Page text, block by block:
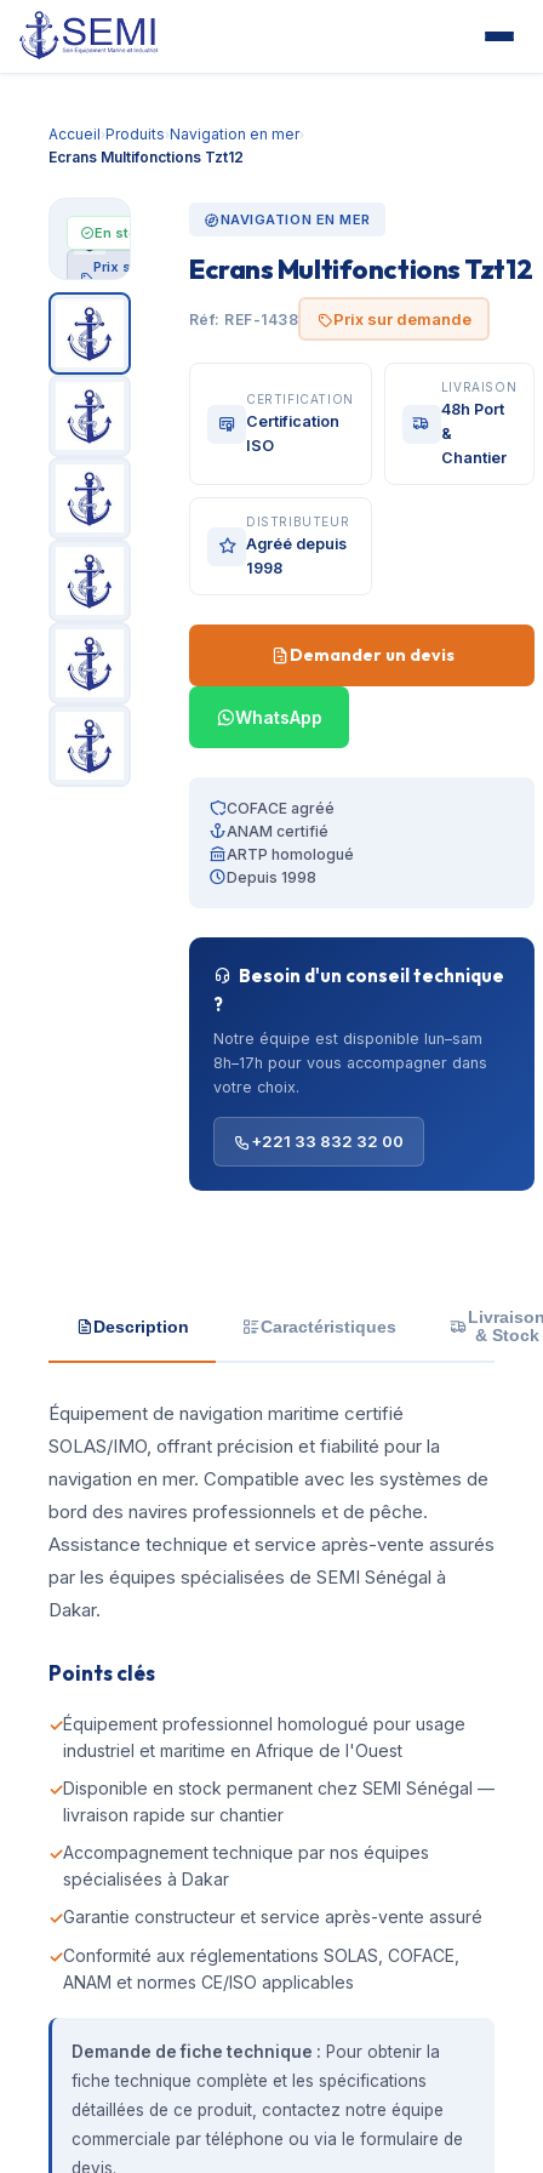
Accueil›Produits›Navigation en mer›
Ecrans Multifonctions Tzt12
En stock
Prix sur
demande
NAVIGATION EN MER
Ecrans Multifonctions Tzt12
Réf: REF-1438 Prix sur demande
CERTIFICATION
Certification
ISO
LIVRAISON
48h Port
&
Chantier
DISTRIBUTEUR
Agréé depuis
1998
Demander un devis
WhatsApp
COFACE agréé
ANAM certifié
ARTP homologué
Depuis 1998
Besoin d'un conseil technique
?
Notre équipe est disponible lun–sam
8h–17h pour vous accompagner dans
votre choix.
+221 33 832 32 00
Description Caractéristiques
& Stock
Équipement de navigation maritime certifié
SOLAS/IMO, offrant précision et fiabilité pour la
navigation en mer. Compatible avec les systèmes de
bord des navires professionnels et de pêche.
Assistance technique et service après-vente assurés
par les équipes spécialisées de SEMI Sénégal à
Dakar.
Points clés
Équipement professionnel homologué pour usage
industriel et maritime en Afrique de l'Ouest
Disponible en stock permanent chez SEMI Sénégal —
livraison rapide sur chantier
Accompagnement technique par nos équipes
spécialisées à Dakar
Garantie constructeur et service après-vente assuré
Conformité aux réglementations SOLAS, COFACE,
ANAM et normes CE/ISO applicables
Demande de fiche technique : Pour obtenir la
fiche technique complète et les spécifications
détaillées de ce produit, contactez notre équipe
commerciale par téléphone ou via le formulaire de
devis.